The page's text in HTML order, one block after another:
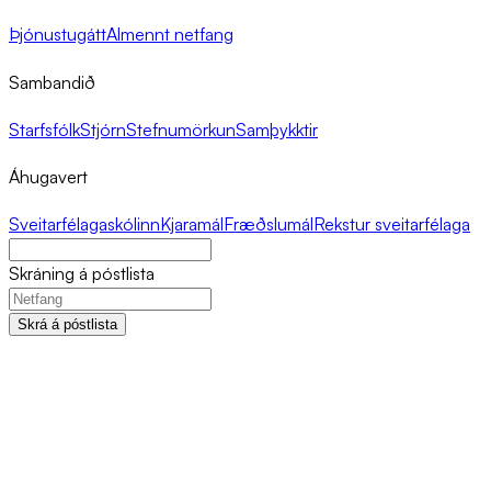
ÞjónustugáttAlmennt netfang
Sambandið
StarfsfólkStjórnStefnumörkunSamþykktir
Áhugavert
SveitarfélagaskólinnKjaramálFræðslumálRekstur sveitarfélaga
Skráning á póstlista
Skrá á póstlista